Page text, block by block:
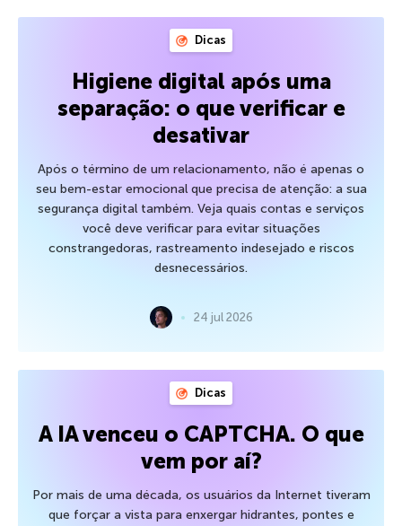
Dicas
Higiene digital após uma
separação: o que verificar e
desativar
Após o término de um relacionamento, não é apenas o
seu bem-estar emocional que precisa de atenção: a sua
segurança digital também. Veja quais contas e serviços
você deve verificar para evitar situações
constrangedoras, rastreamento indesejado e riscos
desnecessários.
24 jul 2026
Dicas
A IA venceu o CAPTCHA. O que
vem por aí?
Por mais de uma década, os usuários da Internet tiveram
que forçar a vista para enxergar hidrantes, pontes e